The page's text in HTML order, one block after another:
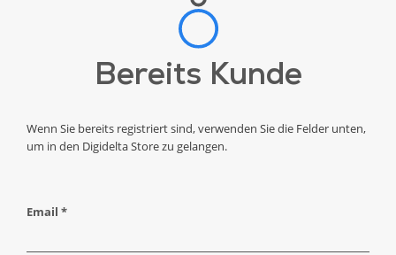
Bereits Kunde
Wenn Sie bereits registriert sind, verwenden Sie die Felder unten,
um in den Digidelta Store zu gelangen.
Email *